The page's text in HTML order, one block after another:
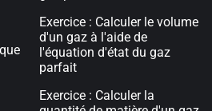
Exercice : Calculer le volume
d'un gaz à l'aide de
l'équation d'état du gaz
parfait
Exercice : Calculer la